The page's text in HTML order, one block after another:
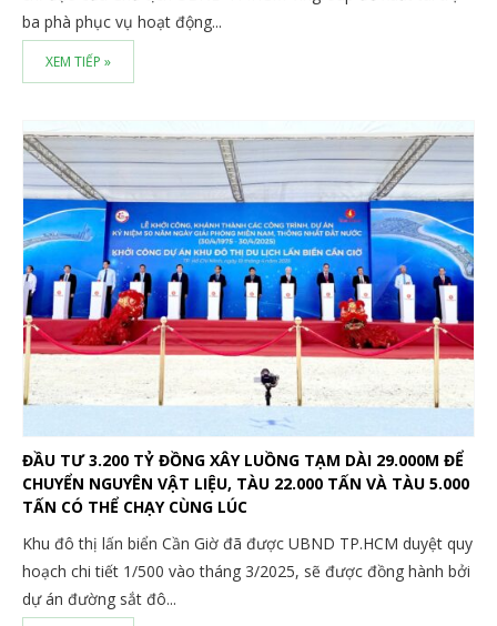
ba phà phục vụ hoạt động...
XEM TIẾP »
ĐẦU TƯ 3.200 TỶ ĐỒNG XÂY LUỒNG TẠM DÀI 29.000M ĐỂ
CHUYỂN NGUYÊN VẬT LIỆU, TÀU 22.000 TẤN VÀ TÀU 5.000
TẤN CÓ THỂ CHẠY CÙNG LÚC
Khu đô thị lấn biển Cần Giờ đã được UBND TP.HCM duyệt quy
hoạch chi tiết 1/500 vào tháng 3/2025, sẽ được đồng hành bởi
dự án đường sắt đô...